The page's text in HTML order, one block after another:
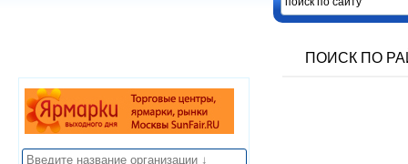
ПОИСК ПО